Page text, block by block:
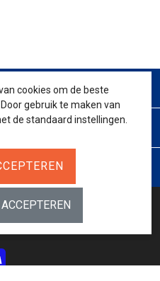
cookies om de beste
gebruik te maken van
de standaard instellingen.